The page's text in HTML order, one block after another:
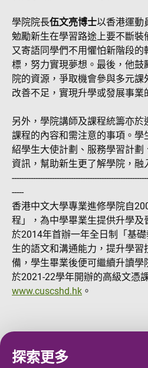
學院院長伍文亮博士以香港運動
勉勵新生在學習路途上要不斷
又寄語同學們不用懼怕新階段的
標，努力實現夢想。最後，他
院的資源，爭取機會參與多元課
改善不足，實現升學或發展事業
另外，學院講師及課程統籌亦
課程的內容和需注意的事項。
紹學生大使計劃、服務學習計
資訊，幫助新生更了解學院，融
-----
香港中文大學專業進修學院自
程」，為中學畢業生提供升學
於2014年首辦一年全日制「基
生的語文和溝通能力，提升學
備，學生畢業後便可繼續升讀
於2021-22學年開辦的高級文憑
www.cuscshd.hk 。
探索更多